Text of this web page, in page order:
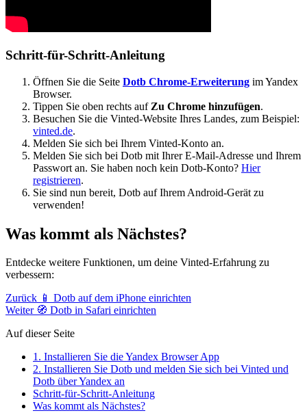
Schritt-für-Schritt-Anleitung
Öffnen Sie die Seite Dotb Chrome-Erweiterung im Yandex
Browser.
Tippen Sie oben rechts auf Zu Chrome hinzufügen.
Besuchen Sie die Vinted-Website Ihres Landes, zum Beispiel:
vinted.de.
Melden Sie sich bei Ihrem Vinted-Konto an.
Melden Sie sich bei Dotb mit Ihrer E-Mail-Adresse und Ihrem
Passwort an. Sie haben noch kein Dotb-Konto? Hier
registrieren.
Sie sind nun bereit, Dotb auf Ihrem Android-Gerät zu
verwenden!
Was kommt als Nächstes?
Entdecke weitere Funktionen, um deine Vinted-Erfahrung zu
verbessern:
Zurück 📱 Dotb auf dem iPhone einrichten
Weiter 🧭 Dotb in Safari einrichten
Auf dieser Seite
1. Installieren Sie die Yandex Browser App
2. Installieren Sie Dotb und melden Sie sich bei Vinted und
Dotb über Yandex an
Schritt-für-Schritt-Anleitung
Was kommt als Nächstes?